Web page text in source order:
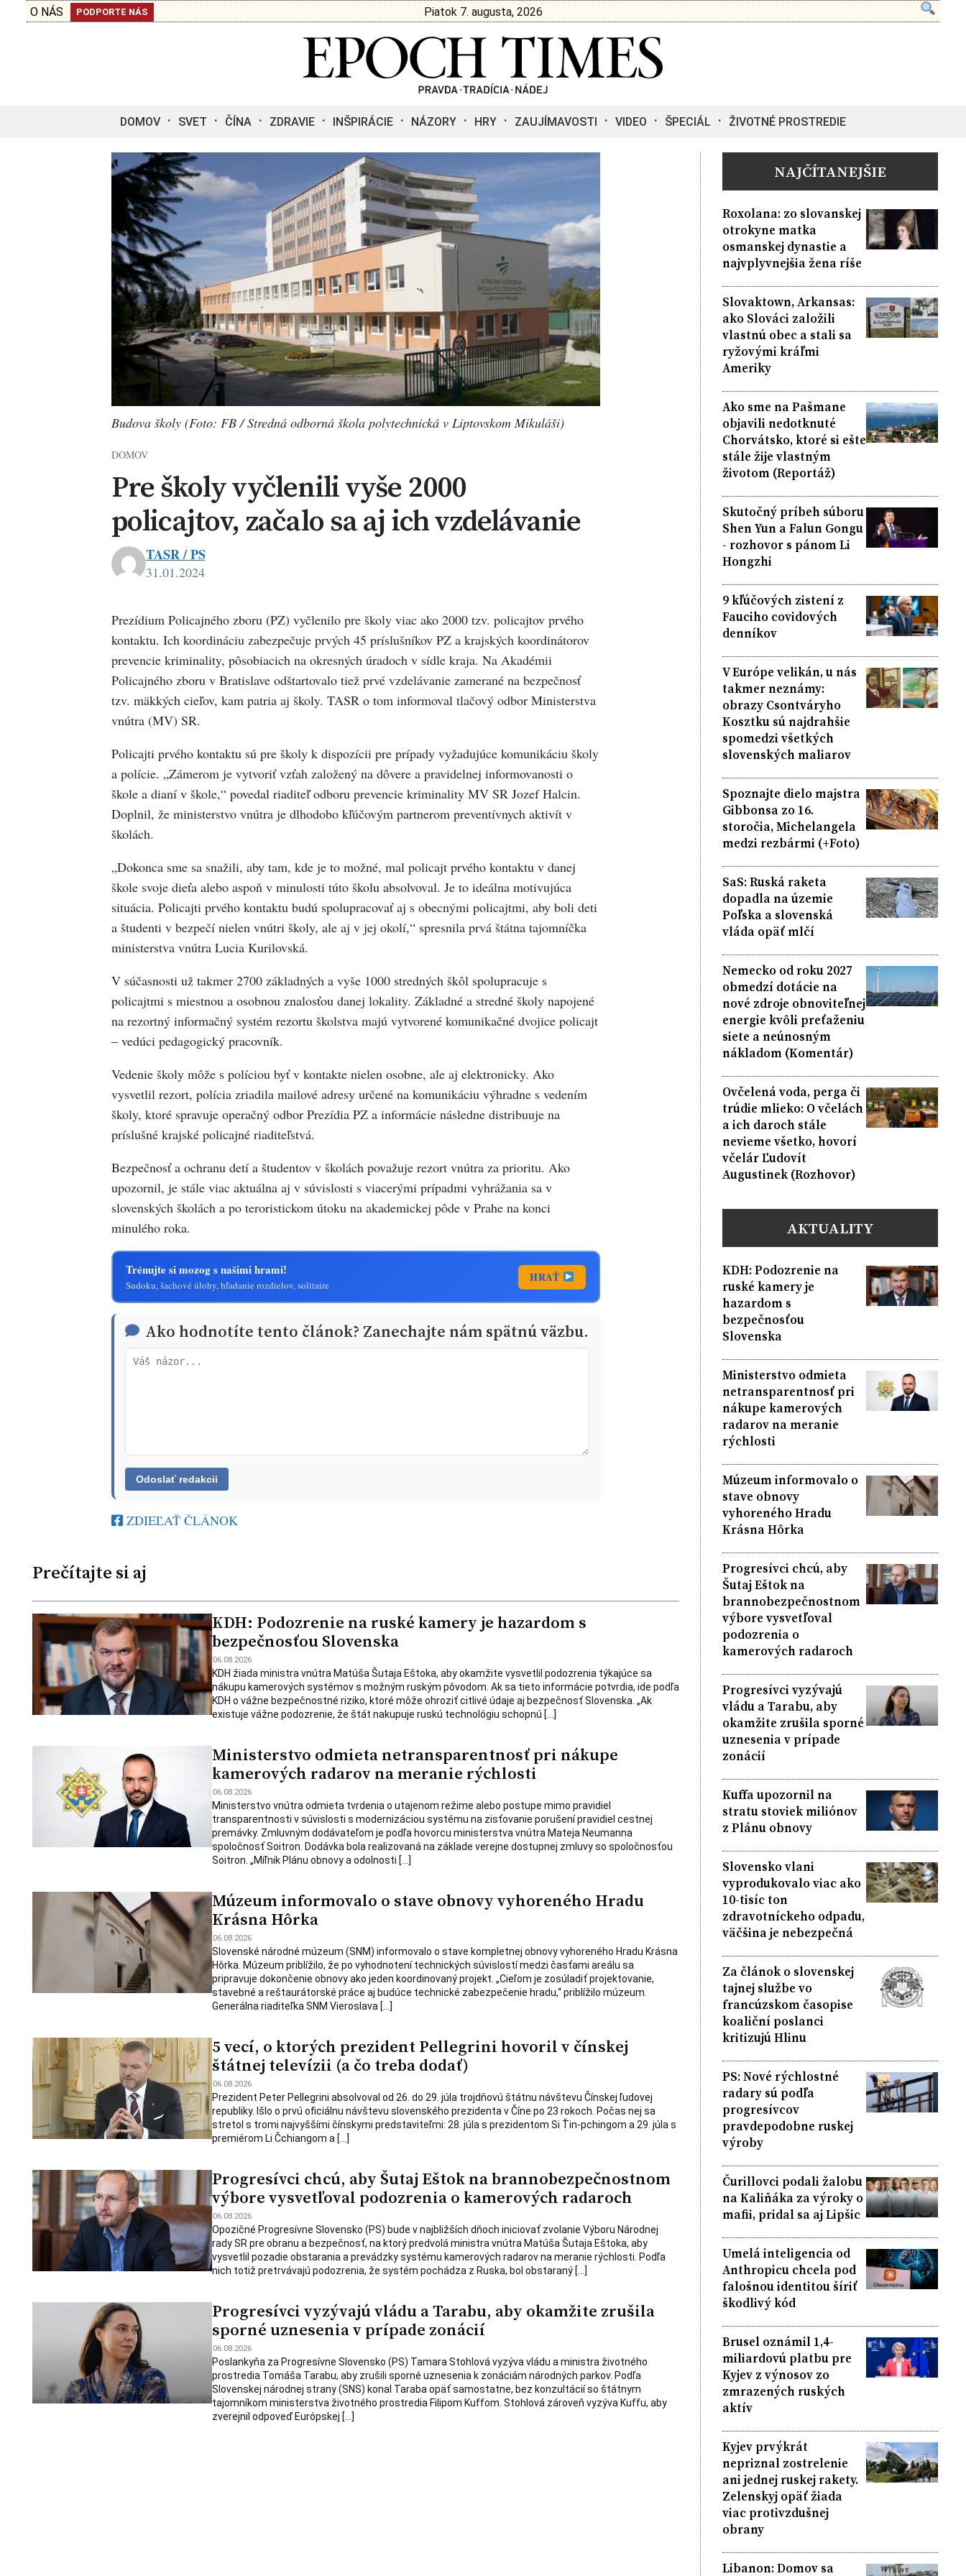
O NÁS PODPORTE NÁS Piatok 7. augusta, 2026
DOMOV SVET ČÍNA ZDRAVIE INŠPIRÁCIE NÁZORY HRY ZAUJÍMAVOSTI VIDEO ŠPECIÁL ŽIVOTNÉ PROSTREDIE
Budova školy (Foto: FB / Stredná odborná škola polytechnická v Liptovskom Mikuláši)
DOMOV
Pre školy vyčlenili vyše 2000
policajtov, začalo sa aj ich vzdelávanie
TASR / PS
31.01.2024
Prezídium Policajného zboru (PZ) vyčlenilo pre školy viac ako 2000 tzv. policajtov prvého
kontaktu. Ich koordináciu zabezpečuje prvých 45 príslušníkov PZ a krajských koordinátorov
prevencie kriminality, pôsobiacich na okresných úradoch v sídle kraja. Na Akadémii
Policajného zboru v Bratislave odštartovalo tiež prvé vzdelávanie zamerané na bezpečnosť
tzv. mäkkých cieľov, kam patria aj školy. TASR o tom informoval tlačový odbor Ministerstva
vnútra (MV) SR.
Policajti prvého kontaktu sú pre školy k dispozícii pre prípady vyžadujúce komunikáciu školy
a polície. „Zámerom je vytvoriť vzťah založený na dôvere a pravidelnej informovanosti o
škole a dianí v škole,“ povedal riaditeľ odboru prevencie kriminality MV SR Jozef Halcin.
Doplnil, že ministerstvo vnútra je dlhodobo kľúčovým partnerom preventívnych aktivít v
školách.
„Dokonca sme sa snažili, aby tam, kde je to možné, mal policajt prvého kontaktu v danej
škole svoje dieťa alebo aspoň v minulosti túto školu absolvoval. Je to ideálna motivujúca
situácia. Policajti prvého kontaktu budú spolupracovať aj s obecnými policajtmi, aby boli deti
a študenti v bezpečí nielen vnútri školy, ale aj v jej okolí,“ spresnila prvá štátna tajomníčka
ministerstva vnútra Lucia Kurilovská.
V súčasnosti už takmer 2700 základných a vyše 1000 stredných škôl spolupracuje s
policajtmi s miestnou a osobnou znalosťou danej lokality. Základné a stredné školy napojené
na rezortný informačný systém rezortu školstva majú vytvorené komunikačné dvojice policajt
– vedúci pedagogický pracovník.
Vedenie školy môže s políciou byť v kontakte nielen osobne, ale aj elektronicky. Ako
vysvetlil rezort, polícia zriadila mailové adresy určené na komunikáciu výhradne s vedením
školy, ktoré spravuje operačný odbor Prezídia PZ a informácie následne distribuuje na
príslušné krajské policajné riaditeľstvá.
Bezpečnosť a ochranu detí a študentov v školách považuje rezort vnútra za prioritu. Ako
upozornil, je stále viac aktuálna aj v súvislosti s viacerými prípadmi vyhrážania sa v
slovenských školách a po teroristickom útoku na akademickej pôde v Prahe na konci
minulého roka.
Trénujte si mozog s našimi hrami!
Sudoku, šachové úlohy, hľadanie rozdielov, solitaire
HRAŤ
Ako hodnotíte tento článok? Zanechajte nám spätnú väzbu.
ZDIEĽAŤ ČLÁNOK
Prečítajte si aj
KDH: Podozrenie na ruské kamery je hazardom s
bezpečnosťou Slovenska
06.08.2026
KDH žiada ministra vnútra Matúša Šutaja Eštoka, aby okamžite vysvetlil podozrenia týkajúce sa
nákupu kamerových systémov s možným ruským pôvodom. Ak sa tieto informácie potvrdia, ide podľa
KDH o vážne bezpečnostné riziko, ktoré môže ohroziť citlivé údaje aj bezpečnosť Slovenska. „Ak
existuje vážne podozrenie, že štát nakupuje ruskú technológiu schopnú […]
Ministerstvo odmieta netransparentnosť pri nákupe
kamerových radarov na meranie rýchlosti
06.08.2026
Ministerstvo vnútra odmieta tvrdenia o utajenom režime alebo postupe mimo pravidiel
transparentnosti v súvislosti s modernizáciou systému na zisťovanie porušení pravidiel cestnej
premávky. Zmluvným dodávateľom je podľa hovorcu ministerstva vnútra Mateja Neumanna
spoločnosť Soitron. Dodávka bola realizovaná na základe verejne dostupnej zmluvy so spoločnosťou
Soitron. „Míľnik Plánu obnovy a odolnosti […]
Múzeum informovalo o stave obnovy vyhoreného Hradu
Krásna Hôrka
06.08.2026
Slovenské národné múzeum (SNM) informovalo o stave kompletnej obnovy vyhoreného Hradu Krásna
Hôrka. Múzeum priblížilo, že po vyhodnotení technických súvislostí medzi časťami areálu sa
pripravuje dokončenie obnovy ako jeden koordinovaný projekt. „Cieľom je zosúladiť projektovanie,
stavebné a reštaurátorské práce aj budúce technické zabezpečenie hradu,“ priblížilo múzeum.
Generálna riaditeľka SNM Vieroslava […]
5 vecí, o ktorých prezident Pellegrini hovoril v čínskej
štátnej televízii (a čo treba dodať)
06.08.2026
Prezident Peter Pellegrini absolvoval od 26. do 29. júla trojdňovú štátnu návštevu Čínskej ľudovej
republiky. Išlo o prvú oficiálnu návštevu slovenského prezidenta v Číne po 23 rokoch. Počas nej sa
stretol s tromi najvyššími čínskymi predstaviteľmi: 28. júla s prezidentom Si Ťin-pchingom a 29. júla s
premiérom Li Čchiangom a […]
Progresívci chcú, aby Šutaj Eštok na brannobezpečnostnom
výbore vysvetľoval podozrenia o kamerových radaroch
06.08.2026
Opozičné Progresívne Slovensko (PS) bude v najbližších dňoch iniciovať zvolanie Výboru Národnej
rady SR pre obranu a bezpečnosť, na ktorý predvolá ministra vnútra Matúša Šutaja Eštoka, aby
vysvetlil pozadie obstarania a prevádzky systému kamerových radarov na meranie rýchlosti. Podľa
nich totiž pretrvávajú podozrenia, že systém pochádza z Ruska, bol obstaraný […]
Progresívci vyzývajú vládu a Tarabu, aby okamžite zrušila
sporné uznesenia v prípade zonácií
06.08.2026
Poslankyňa za Progresívne Slovensko (PS) Tamara Stohlová vyzýva vládu a ministra životného
prostredia Tomáša Tarabu, aby zrušili sporné uznesenia k zonáciám národných parkov. Podľa
Slovenskej národnej strany (SNS) konal Taraba opäť samostatne, bez konzultácií so štátnym
tajomníkom ministerstva životného prostredia Filipom Kuffom. Stohlová zároveň vyzýva Kuffu, aby
zverejnil odpoveď Európskej […]
NAJČÍTANEJŠIE
Roxolana: zo slovanskej
otrokyne matka
osmanskej dynastie a
najvplyvnejšia žena ríše
Slovaktown, Arkansas:
ako Slováci založili
vlastnú obec a stali sa
ryžovými kráľmi
Ameriky
Ako sme na Pašmane
objavili nedotknuté
Chorvátsko, ktoré si ešte
stále žije vlastným
životom (Reportáž)
Skutočný príbeh súboru
Shen Yun a Falun Gongu
- rozhovor s pánom Li
Hongzhi
9 kľúčových zistení z
Fauciho covidových
denníkov
V Európe velikán, u nás
takmer neznámy:
obrazy Csontváryho
Kosztku sú najdrahšie
spomedzi všetkých
slovenských maliarov
Spoznajte dielo majstra
Gibbonsa zo 16.
storočia, Michelangela
medzi rezbármi (+Foto)
SaS: Ruská raketa
dopadla na územie
Poľska a slovenská
vláda opäť mlčí
Nemecko od roku 2027
obmedzí dotácie na
nové zdroje obnoviteľnej
energie kvôli preťaženiu
siete a neúnosným
nákladom (Komentár)
Ovčelená voda, perga či
trúdie mlieko: O včelách
a ich daroch stále
nevieme všetko, hovorí
včelár Ľudovít
Augustinek (Rozhovor)
AKTUALITY
KDH: Podozrenie na
ruské kamery je
hazardom s
bezpečnosťou
Slovenska
Ministerstvo odmieta
netransparentnosť pri
nákupe kamerových
radarov na meranie
rýchlosti
Múzeum informovalo o
stave obnovy
vyhoreného Hradu
Krásna Hôrka
Progresívci chcú, aby
Šutaj Eštok na
brannobezpečnostnom
výbore vysvetľoval
podozrenia o
kamerových radaroch
Progresívci vyzývajú
vládu a Tarabu, aby
okamžite zrušila sporné
uznesenia v prípade
zonácií
Kuffa upozornil na
stratu stoviek miliónov
z Plánu obnovy
Slovensko vlani
vyprodukovalo viac ako
10-tisíc ton
zdravotníckeho odpadu,
väčšina je nebezpečná
Za článok o slovenskej
tajnej službe vo
francúzskom časopise
koaliční poslanci
kritizujú Hlinu
PS: Nové rýchlostné
radary sú podľa
progresívcov
pravdepodobne ruskej
výroby
Čurillovci podali žalobu
na Kaliňáka za výroky o
mafii, pridal sa aj Lipšic
Umelá inteligencia od
Anthropicu chcela pod
falošnou identitou šíriť
škodlivý kód
Brusel oznámil 1,4-
miliardovú platbu pre
Kyjev z výnosov zo
zmrazených ruských
aktív
Kyjev prvýkrát
nepriznal zostrelenie
ani jednej ruskej rakety.
Zelenskyj opäť žiada
viac protivzdušnej
obrany
Libanon: Domov sa